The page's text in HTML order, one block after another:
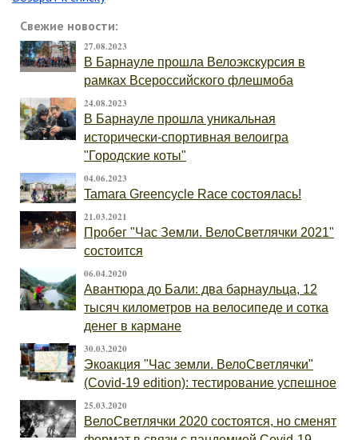
Свежие новости:
27.08.2023
В Барнауле прошла Велоэкскурсия в
рамках Всероссийского флешмоба
24.08.2023
В Барнауле прошла уникальная
исторически-спортивная велоигра
"Городские коты"
04.06.2023
Tamara Greencycle Race состоялась!
21.03.2021
Пробег "Час Земли. ВелоСветлячки 2021"
состоится
06.04.2020
Авантюра до Бали: два барнаульца, 12
тысяч километров на велосипеде и сотка
денег в кармане
30.03.2020
Экоакция "Час земли. ВелоСветлячки"
(Covid-19 edition): тестирование успешное
25.03.2020
ВелоСветлячки 2020 состоятся, но сменят